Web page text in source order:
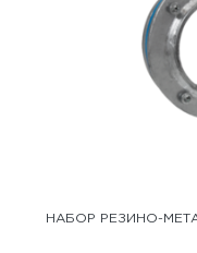
НАБОР РЕЗИНО-